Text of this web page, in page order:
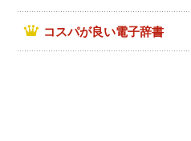
コスパが良い電子辞書